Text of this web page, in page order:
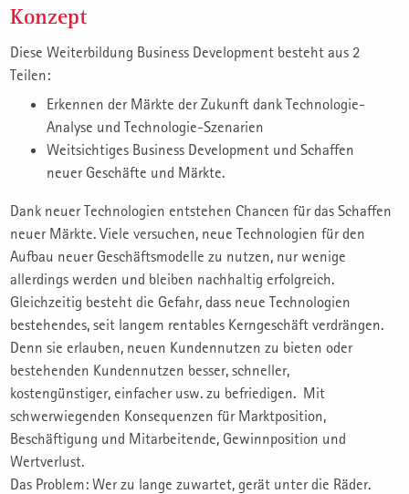
Konzept
Diese Weiterbildung Business Development besteht aus 2
Teilen:
Erkennen der Märkte der Zukunft dank Technologie-
Analyse und Technologie-Szenarien
Weitsichtiges Business Development und Schaffen
neuer Geschäfte und Märkte.
Dank neuer Technologien entstehen Chancen für das Schaffen
neuer Märkte. Viele versuchen, neue Technologien für den
Aufbau neuer Geschäftsmodelle zu nutzen, nur wenige
allerdings werden und bleiben nachhaltig erfolgreich.
Gleichzeitig besteht die Gefahr, dass neue Technologien
bestehendes, seit langem rentables Kerngeschäft verdrängen.
Denn sie erlauben, neuen Kundennutzen zu bieten oder
bestehenden Kundennutzen besser, schneller,
kostengünstiger, einfacher usw. zu befriedigen. Mit
schwerwiegenden Konsequenzen für Marktposition,
Beschäftigung und Mitarbeitende, Gewinnposition und
Wertverlust.
Das Problem: Wer zu lange zuwartet, gerät unter die Räder.